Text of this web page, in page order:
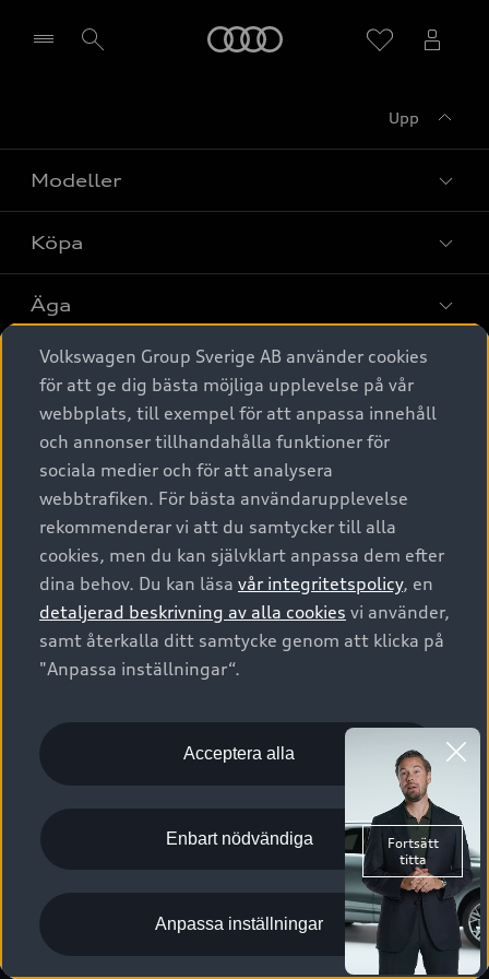
Upp
Modeller
Alla modeller
Elbilar
A6 modellerna
SUV
Avant
Audi Sport
Köpa
Privaterbjudanden
Privatleasing
Nya bilar i lager
Begagnade bilar i lager
Audi approved :plus - så gott som nya
Finansiering
Audi exclusive
Provkörning
Äga
Service & tillbehör
Audi digital services
Originaltillbehör - köp online
Garantier
Försäkring
Digitala manualer för din Audi
Audi Collection – livsstilsartiklar
Vanliga frågor
2G/3G nätet stängs ned - Hur påverkas min bil av detta?
Tjänstebil
Tjänstebil
Business lease online
Företagsleasing
Om Audi Sverige
Kontakta oss
Audi Återförsäljare/-serviceverkstad
myAudi
Pressmeddelanden
Nyhetsbrev
Vårt hållbarhetsarbete
Lediga tjänster huvudkontor
Lediga tjänster hos Audi Återförsäljare
Kommentar till mediauppgifter om dataläcka
© 2026 AUDI SVERIGE. All Rights Reserved.
Utgivare Juridiskt
Juridiskt Audi AG
Juridiskt Audi Digital Giveaway
Anpassa inställningar för cookies
Visselblåsarkanaler
Volkswagen Group Sverige AB använder cookies
för att ge dig bästa möjliga upplevelse på vår
webbplats, till exempel för att anpassa innehåll
och annonser tillhandahålla funktioner för
sociala medier och för att analysera
webbtrafiken. För bästa användarupplevelse
rekommenderar vi att du samtycker till alla
cookies, men du kan självklart anpassa dem efter
dina behov. Du kan läsa vår integritetspolicy, en
detaljerad beskrivning av alla cookies vi använder,
samt återkalla ditt samtycke genom att klicka på
"Anpassa inställningar“.
Acceptera alla
Enbart nödvändiga
Anpassa inställningar